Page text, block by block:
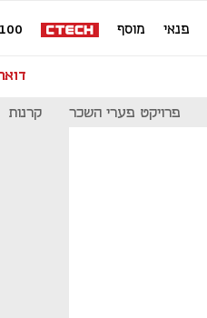
פנאי מוסף
פרויקט פערי השכר קרנות